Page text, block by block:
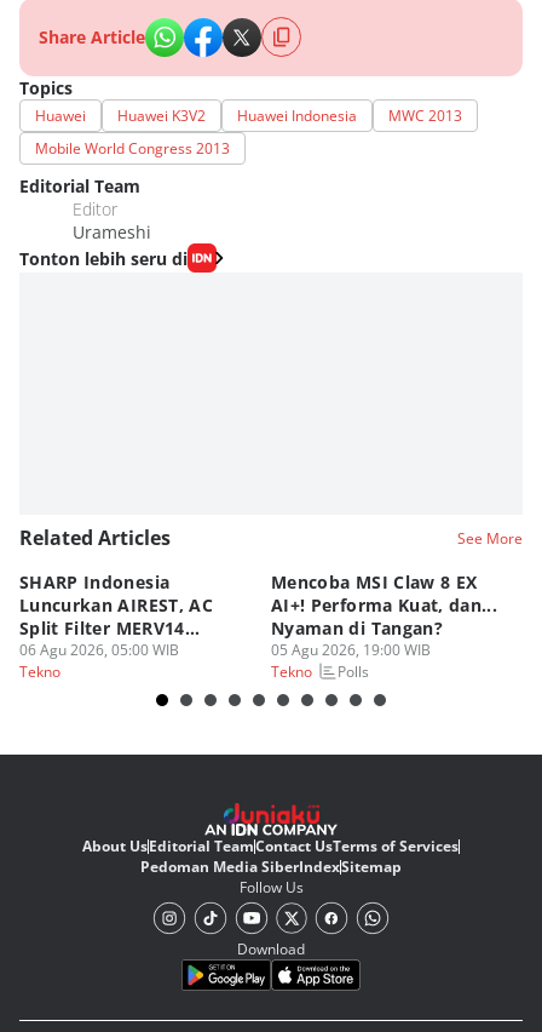
Share Article
Topics
Huawei Huawei K3V2 Huawei Indonesia
MWC 2013
Mobile World Congress 2013
Editorial Team
Editor
Urameshi
Tonton lebih seru di
Related Articles See More
SHARP Indonesia
Luncurkan AIREST, AC
Split Filter MERV14
Perdana!
06 Agu 2026, 05:00 WIB
Tekno
Mencoba MSI Claw 8 EX
AI+! Performa Kuat, dan...
Nyaman di Tangan?
05 Agu 2026, 19:00 WIB
Tekno
Polls
About UsEditorial TeamContact UsTerms of Services
Pedoman Media SiberIndexSitemap
Follow Us
Download